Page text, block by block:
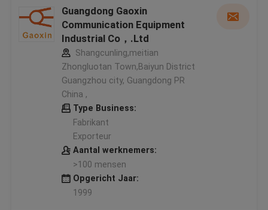
Guangdong Gaoxin
Communication Equipment
Industrial Co，.Ltd
Shangcunling,meitian
Zhongluotan Town,Baiyun District
Guangzhou city, Guangdong PR
China ,
Type Business:
Fabrikant
Exporteur
Aantal werknemers:
>100 mensen
Opgericht Jaar:
1999